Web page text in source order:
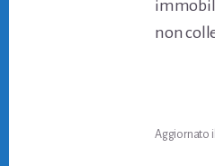
non
Aggiornato